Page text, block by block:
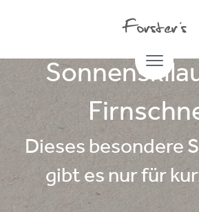
Dieses besondere
gibt es nur für